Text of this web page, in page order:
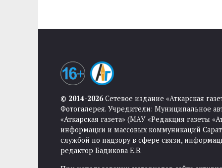
© 2014-2026Сетевое издание «Аткарская
Фотогалерея. Учредители: Муниципальное
«Аткарская газета» (МАУ «Редакция газеты
информации и массовых коммуникаций
службой по надзору в сфере связи,
редактор Бадикова Е.В.